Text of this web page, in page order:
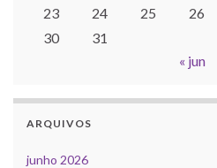
23
24 25 26
30
31
« jun
ARQUIVOS
junho 2026